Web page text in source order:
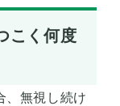
こく何度
、無視し続け